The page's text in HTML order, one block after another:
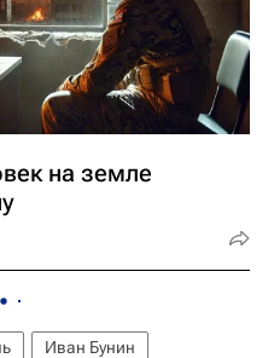
на земле
Иван Бунин